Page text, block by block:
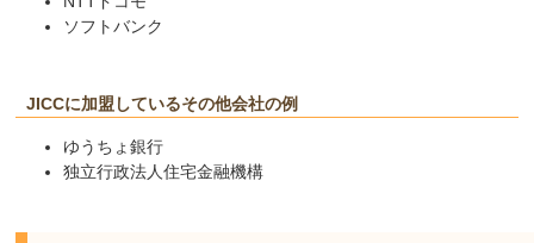
ソフトバンク
JICCに加盟しているその他会社の例
ゆうちょ銀行
独立行政法人住宅金融機構